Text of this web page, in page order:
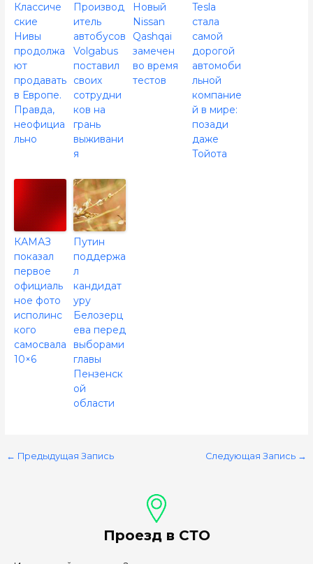
Классиче
ские
Нивы
продолжа
ют
продавать
в Европе.
Правда,
неофициа
льно
Производ
итель
автобусов
Volgabus
поставил
своих
сотрудни
ков на
грань
выживани
я
Новый
Nissan
Qashqai
замечен
во время
тестов
Tesla
стала
самой
дорогой
автомоби
льной
компание
й в мире:
позади
даже
Тойота
КАМАЗ
показал
первое
официаль
ное фото
исполинс
кого
самосвала
10×6
Путин
поддержа
л
кандидат
уру
Белозерц
ева перед
выборами
главы
Пензенск
ой
области
← Предыдущая Запись Следующая Запись →
Проезд в СТО